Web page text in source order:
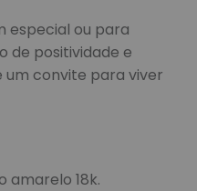
especial ou para
de positividade e
um convite para viver
amarelo 18k.